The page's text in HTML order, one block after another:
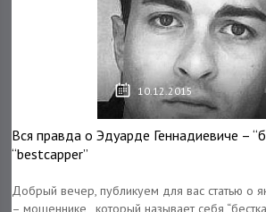
10.12.2015
Вся правда о Эдуарде Геннадиевиче –
“bestcapper”
Добрый вечер, публикуем для вас статью о
– мошеннике , который называет себя